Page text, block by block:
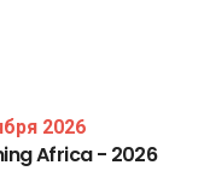
2026
Africa- 2026